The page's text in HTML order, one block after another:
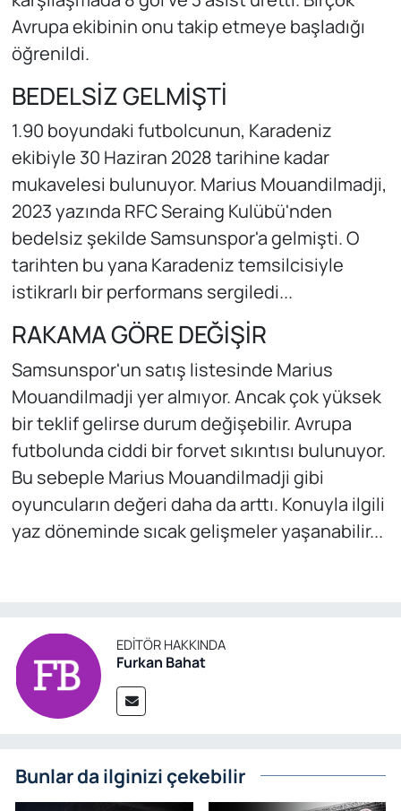
Avrupa ekibinin onu takip etmeye başladığı
öğrenildi.
BEDELSİZ GELMİŞTİ
1.90 boyundaki futbolcunun, Karadeniz
ekibiyle 30 Haziran 2028 tarihine kadar
mukavelesi bulunuyor. Marius Mouandilmadji,
2023 yazında RFC Seraing Kulübü'nden
bedelsiz şekilde Samsunspor'a gelmişti. O
tarihten bu yana Karadeniz temsilcisiyle
istikrarlı bir performans sergiledi...
RAKAMA GÖRE DEĞİŞİR
Samsunspor'un satış listesinde Marius
Mouandilmadji yer almıyor. Ancak çok yüksek
bir teklif gelirse durum değişebilir. Avrupa
futbolunda ciddi bir forvet sıkıntısı bulunuyor.
Bu sebeple Marius Mouandilmadji gibi
oyuncuların değeri daha da arttı. Konuyla ilgili
yaz döneminde sıcak gelişmeler yaşanabilir...
EDITÖR HAKKINDA
Furkan Bahat
Bunlar da ilginizi çekebilir